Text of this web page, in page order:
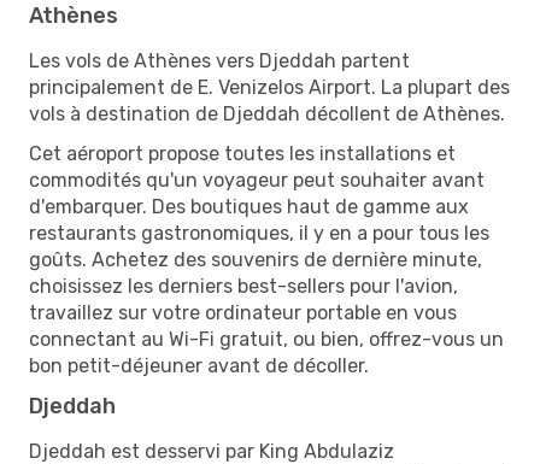
Athènes
Les vols de Athènes vers Djeddah partent
principalement de E. Venizelos Airport. La plupart des
vols à destination de Djeddah décollent de Athènes.
Cet aéroport propose toutes les installations et
commodités qu'un voyageur peut souhaiter avant
d'embarquer. Des boutiques haut de gamme aux
restaurants gastronomiques, il y en a pour tous les
goûts. Achetez des souvenirs de dernière minute,
choisissez les derniers best-sellers pour l'avion,
travaillez sur votre ordinateur portable en vous
connectant au Wi-Fi gratuit, ou bien, offrez-vous un
bon petit-déjeuner avant de décoller.
Djeddah
Djeddah est desservi par King Abdulaziz